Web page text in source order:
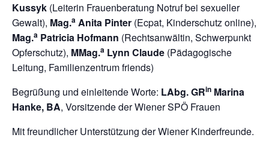
Kussyk (Leiterin Frauenberatung Notruf bei sexueller
Gewalt), Mag.a Anita Pinter (Ecpat, Kinderschutz online),
Mag.a Patricia Hofmann (Rechtsanwältin, Schwerpunkt
Opferschutz), MMag.a Lynn Claude (Pädagogische
Leitung, Familienzentrum friends)
Begrüßung und einleitende Worte: LAbg. GRin Marina
Hanke, BA, Vorsitzende der Wiener SPÖ Frauen
Mit freundlicher Unterstützung der Wiener Kinderfreunde.